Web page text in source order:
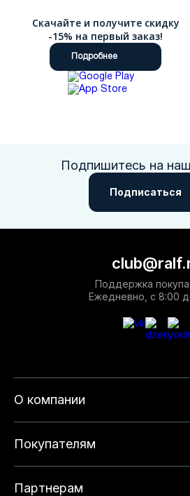
Скачайте и получите скидку
-15% на первый заказ!
Подробнее
Подпишитесь на
Подписаться
О компании
Покупателям
Партнерам
Поддержка
Ежедневно, с 8:00